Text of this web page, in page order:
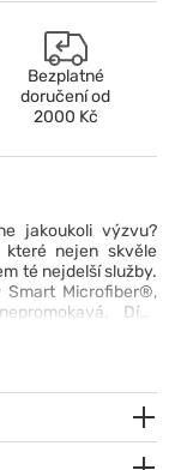
Bezplatné
doručení od
2000 Kč
jakoukoli výzvu?
nejen skvěle
té nejdelší služby.
Smart Microfiber®,
Díky
před bakteriemi
zajistí maximální
kapes pro uložení